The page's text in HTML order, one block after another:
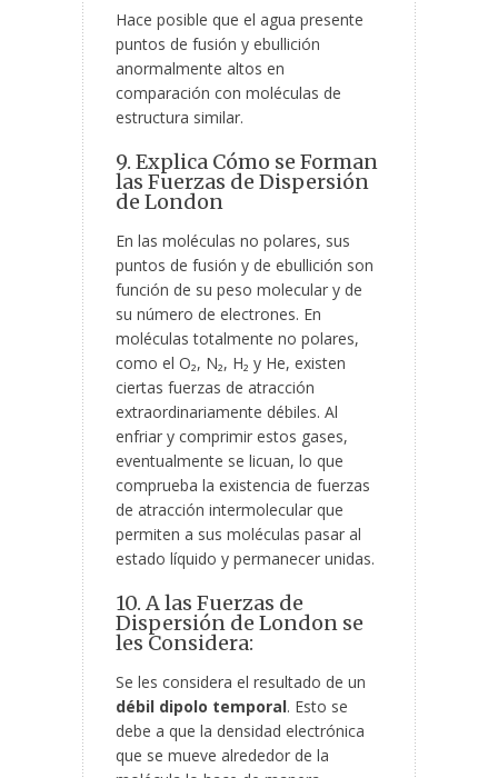
Hace posible que el agua presente
puntos de fusión y ebullición
anormalmente altos en
comparación con moléculas de
estructura similar.
9. Explica Cómo se Forman
las Fuerzas de Dispersión
de London
En las moléculas no polares, sus
puntos de fusión y de ebullición son
función de su peso molecular y de
su número de electrones. En
moléculas totalmente no polares,
como el O₂, N₂, H₂ y He, existen
ciertas fuerzas de atracción
extraordinariamente débiles. Al
enfriar y comprimir estos gases,
eventualmente se licuan, lo que
comprueba la existencia de fuerzas
de atracción intermolecular que
permiten a sus moléculas pasar al
estado líquido y permanecer unidas.
10. A las Fuerzas de
Dispersión de London se
les Considera:
Se les considera el resultado de un
débil dipolo temporal. Esto se
debe a que la densidad electrónica
que se mueve alrededor de la